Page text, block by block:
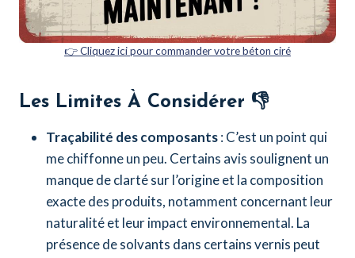
👉 Cliquez ici pour commander votre béton ciré
Les Limites À Considérer 👎
Traçabilité des composants: C’est un point qui
me chiffonne un peu. Certains avis soulignent un
manque de clarté sur l’origine et la composition
exacte des produits, notamment concernant leur
naturalité et leur impact environnemental. La
présence de solvants dans certains vernis peut